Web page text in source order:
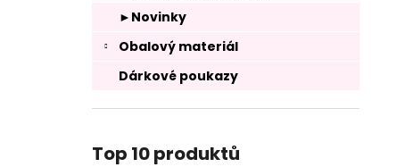
►Novinky
Obalový materiál
Dárkové poukazy
Top 10 produktů